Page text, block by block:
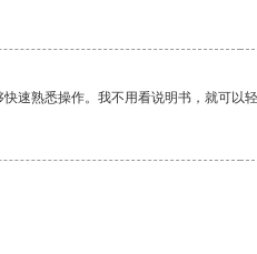
速熟悉操作。我不用看说明书，就可以轻